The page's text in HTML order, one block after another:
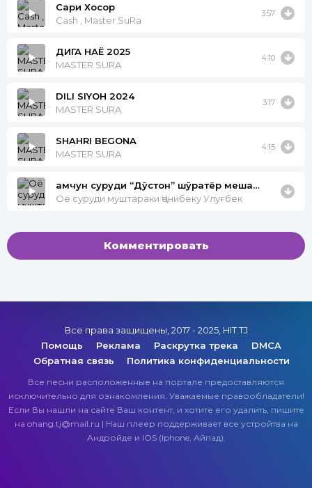
Сари Хосор
Cash , Master SuRa
3:57
ДИГА НАЁ 2025
MASTER SURA
4:10
DILI SIYOH 2024
MASTER SURA
3:17
SHAHRI BEGONA
MASTER SURA
4:15
ҳамчун суруди “Дӯстон” шӯҳратёр мешавад?
Оё суруди муштараки Ҷонибеку Улуғбек
Комментировать
Все права защищены, 2017 - 2025, HIT.TJ
Помощь
Реклама Раскрутка трека
DMCA
Обратная связь
Политика конфиденциальности
Все песни расположенные на портале предоставляются
исключительно для ознакомления. Уважаемые правообладатели!
Если Вы нашли на сайте Ваш контент, и хотите его удалить, пишите
на ohang.tj@mail.ru | Наш плеер поддерживает все устройтва на
Андройде и IOS (Iphone, Айпад).